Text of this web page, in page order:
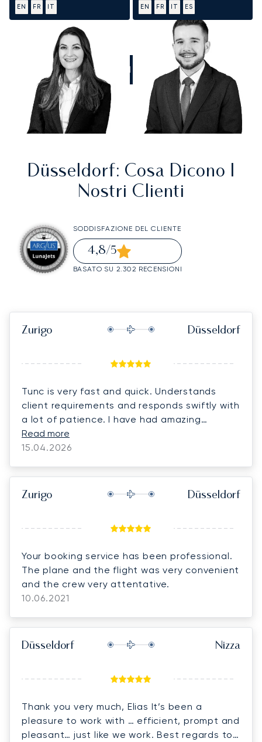
EN FR IT EN FR IT ES
CHIAMATECI
Düsseldorf: Cosa Dicono I
Nostri Clienti
SODDISFAZIONE DEL CLIENTE
4,8/5
BASATO SU 2.302 RECENSIONI
Zurigo Düsseldorf
Tunc is very fast and quick. Understands
client requirements and responds swiftly with
a lot of patience. I have had amazing
experience with Lunajets and would highly
recommend them for business and personal
Read more
15.04.2026
Zurigo Düsseldorf
Your booking service has been professional.
The plane and the flight was very convenient
and the crew very attentative.
10.06.2021
Düsseldorf Nizza
Thank you very much, Elias It’s been a
pleasure to work with … efficient, prompt and
pleasant… just like we work. Best regards to